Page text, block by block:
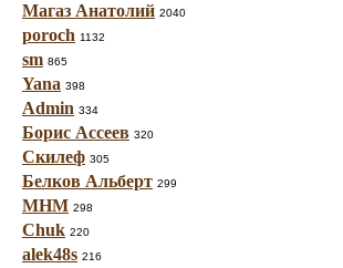
Магаз Анатолий 2040
poroch 1132
sm 865
Yana 398
Admin 334
Борис Ассеев 320
Скилеф 305
Белков Альберт 299
МНМ 298
Chuk 220
alek48s 216